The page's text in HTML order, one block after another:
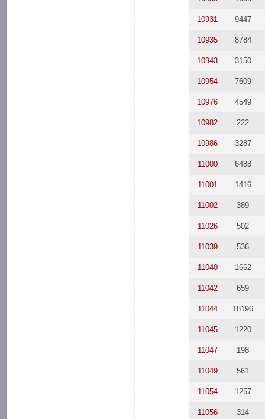
10931 9447
10935 8784
10943 3150
10954 7609
10976 4549
10982 222
10986 3287
11000 6488
11001 1416
11002 389
11026 502
11039 536
11040 1662
11042 659
11044 18196
11045 1220
11047 198
11049 561
11054 1257
11056 314